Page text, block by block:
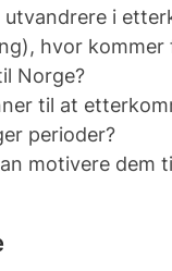
i
hvor
Norge?
til at
perioder?
motivere dem